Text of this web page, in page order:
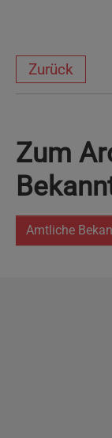
Zurück
Zum
Amtliche